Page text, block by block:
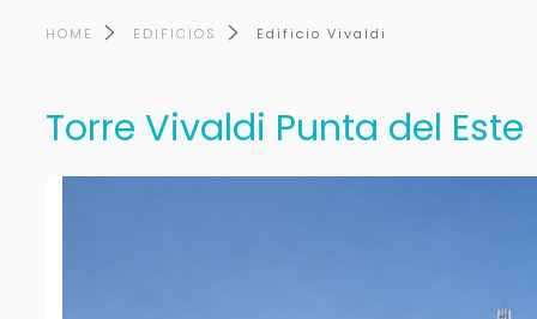
HOME EDIFICIOS Edificio Vivaldi
Torre Vivaldi Punta del Este